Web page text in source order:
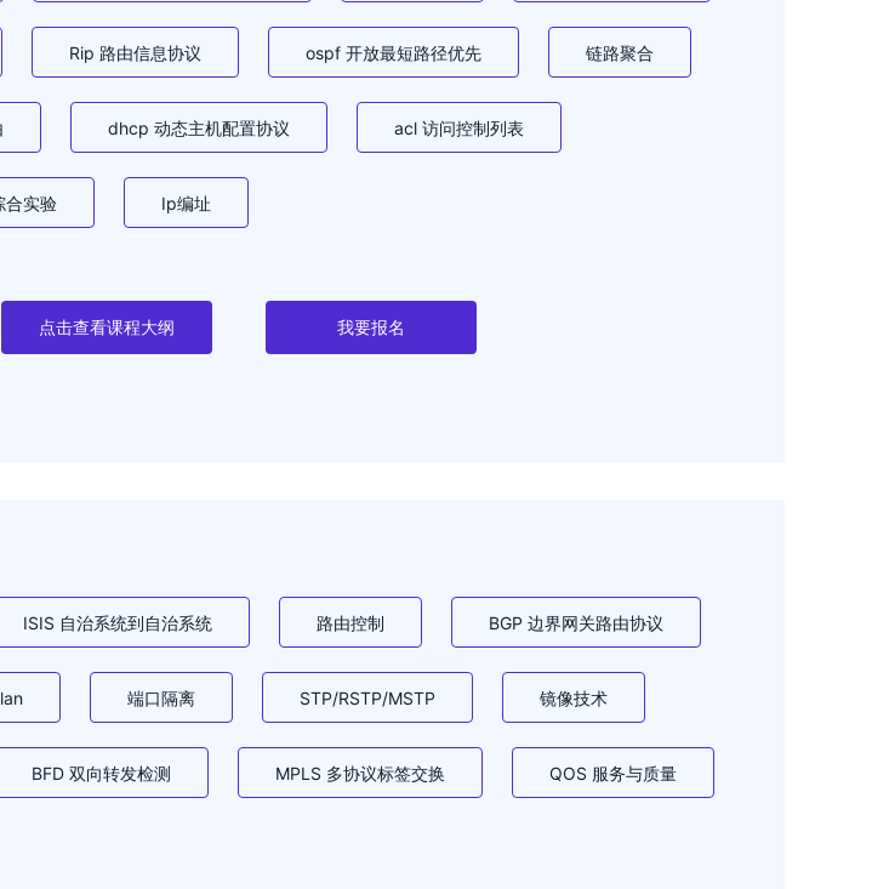
Rip 路由信息协议 ospf 开放最短路径优先 链路聚合
dhcp 动态主机配置协议 acl 访问控制列表
合实验 Ip编址
点击查看课程大纲 我要报名
ISIS 自治系统到自治系统 路由控制 BGP 边界网关路由协议
端口隔离 STP/RSTP/MSTP 镜像技术
BFD 双向转发检测 MPLS 多协议标签交换 QOS 服务与质量